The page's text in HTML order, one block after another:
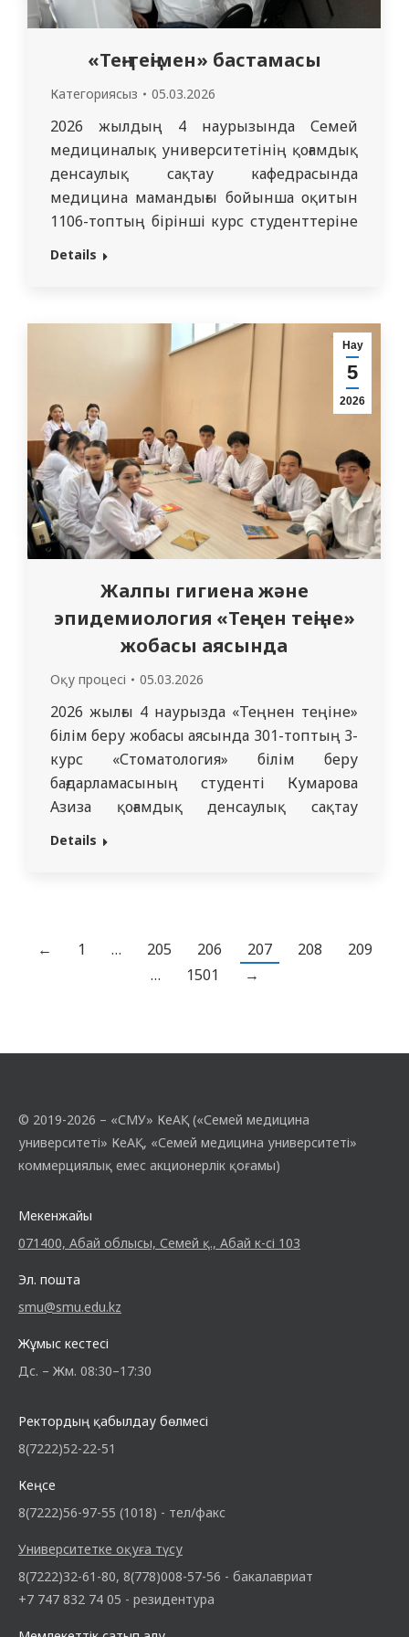
«Тең-теңімен» бастамасы
Категориясыз 05.03.2026
2026 жылдың 4 наурызында Семей
медициналық университетінің қоғамдық
денсаулық сақтау кафедрасында
медицина мамандығы бойынша оқитын
1106-топтың бірінші курс студенттеріне
«Теңнен теңге» жобасы аясында
екінші курс докторанты Баян
Болатқалиқызы Оразаева Д.С. Серикова-
Есенгелдинаның жетекшілігімен
жүргізді. Сабақтың тақырыбы
«Профилактикалық медицина және
оңалту медицинасы» болды.
Студенттер…
Details
Нау
5
2026
Жалпы гигиена және
эпидемиология «Теңнен теңіне»
жобасы аясында
Оқу процесі 05.03.2026
2026 жылғы 4 наурызда «Теңнен теңіне»
білім беру жобасы аясында 301-топтың 3-
курс «Стоматология» білім беру
бағдарламасының студенті Кумарова
Азиза қоғамдық денсаулық сақтау
кафедрасының оқытушысы, медицина
сабағын өткізді. Сабақтың тақырыбы —
«Өндірістік улар, қауіптілік кластары.
Details
← 1 … 205 206 207 208
209
…
1501 →
© 2019-2026 – «СМУ» КеАҚ («Семей медицина
университеті» КеАҚ, «Семей медицина университеті»
коммерциялық емес акционерлік қоғамы)
Мекенжайы
071400, Абай облысы, Семей қ., Абай к-сі 103
Эл. пошта
smu@smu.edu.kz
Жұмыс кестесі
Дс. – Жм. 08:30–17:30
Ректордың қабылдау бөлмесі
8(7222)52-22-51
Кеңсе
8(7222)56-97-55 (1018) - тел/факс
Университетке оқуға түсу
8(7222)32-61-80, 8(778)008-57-56 - бакалавриат
+7 747 832 74 05 - резидентура